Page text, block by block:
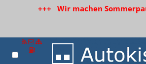
+++ Wir machen